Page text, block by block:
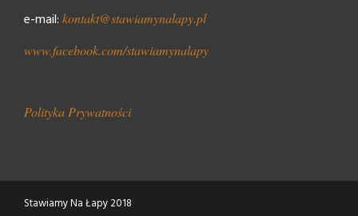
e-mail: kontakt@stawiamynalapy.pl
www.facebook.com/stawiamynalapy
Polityka Prywatności
Stawiamy Na Łapy 2018